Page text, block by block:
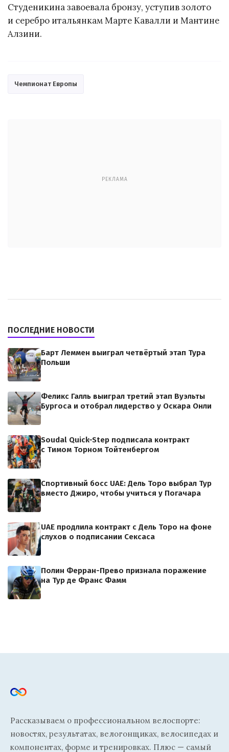
Студеникина завоевала бронзу, уступив золото
и серебро итальянкам Марте Кавалли и Мантине
Алзини.
Чемпионат Европы
РЕКЛАМА
ПОСЛЕДНИЕ НОВОСТИ
Барт Леммен выиграл четвёртый этап Тура
Польши
Феликс Галль выиграл третий этап Вуэльты
Бургоса и отобрал лидерство у Оскара Онли
Soudal Quick-Step подписала контракт
с Тимом Торном Тойтенбергом
Спортивный босс UAE: Дель Торо выбрал Тур
вместо Джиро, чтобы учиться у Погачара
UAE продлила контракт с Дель Торо на фоне
слухов о подписании Сексаса
Полин Ферран-Прево признала поражение
на Тур де Франс Фамм
Рассказываем о профессиональном велоспорте:
новостях, результатах, велогонщиках, велосипедах и
компонентах, форме и тренировках. Плюс — самый